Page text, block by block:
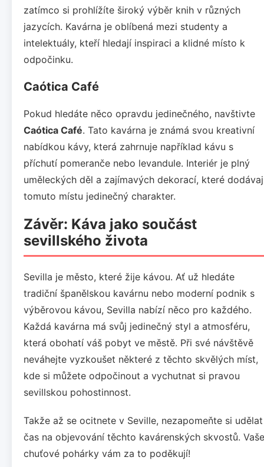
zatímco si prohlížíte široký výběr knih v různých
jazycích. Kavárna je oblíbená mezi studenty a
intelektuály, kteří hledají inspiraci a klidné místo k
odpočinku.
Caótica Café
Pokud hledáte něco opravdu jedinečného, navštivte
Caótica Café. Tato kavárna je známá svou kreativní
nabídkou kávy, která zahrnuje například kávu s
příchutí pomeranče nebo levandule. Interiér je plný
uměleckých děl a zajímavých dekorací, které
tomuto místu jedinečný charakter.
Závěr: Káva jako součást
sevillského života
Sevilla je město, které žije kávou. Ať už hledáte
tradiční španělskou kavárnu nebo moderní podnik s
výběrovou kávou, Sevilla nabízí něco pro každého.
Každá kavárna má svůj jedinečný styl a atmosféru,
která obohatí váš pobyt ve městě. Při své návštěvě
neváhejte vyzkoušet některé z těchto skvělých míst,
kde si můžete odpočinout a vychutnat si pravou
sevillskou pohostinnost.
Takže až se ocitnete v Seville, nezapomeňte si udělat
čas na objevování těchto kavárenských skvostů. Vaše
chuťové pohárky vám za to poděkují!